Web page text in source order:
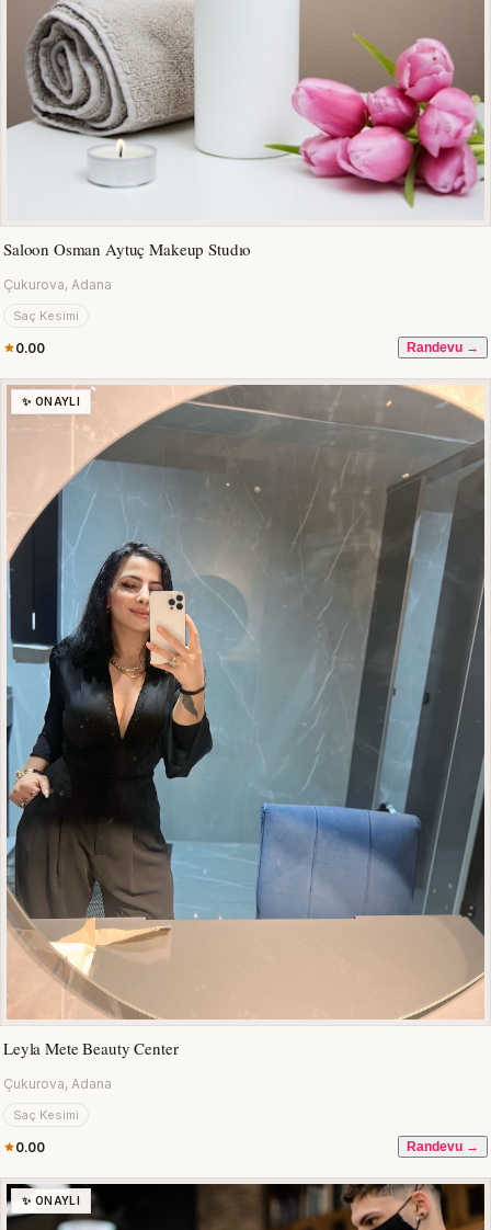
Saloon Osman Aytuç Makeup Studıo
Çukurova, Adana
Saç Kesimi
0.00 Randevu →
✨ ONAYLI
Leyla Mete Beauty Center
Çukurova, Adana
Saç Kesimi
0.00 Randevu →
✨ ONAYLI